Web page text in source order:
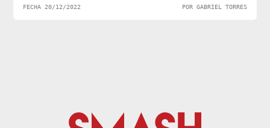
FECHA 20/12/2022 POR GABRIEL TORRES